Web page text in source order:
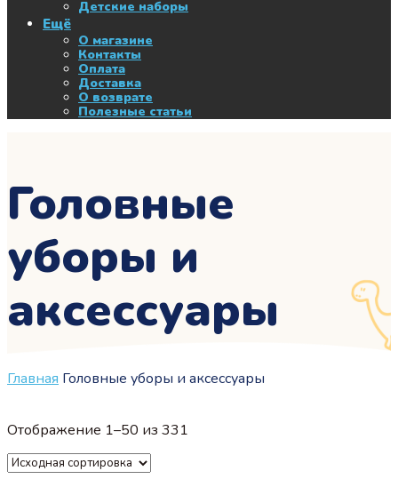
Детские наборы
Ещё
О магазине
Контакты
Оплата
Доставка
О возврате
Полезные статьи
Головные
уборы и
аксессуары
Главная Головные уборы и аксессуары
Отображение 1–50 из 331